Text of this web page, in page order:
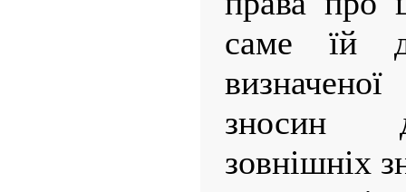
саме їй
зносин
зовнішніх